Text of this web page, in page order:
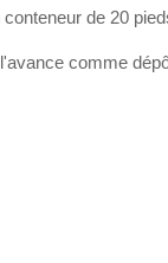
de 20
comme